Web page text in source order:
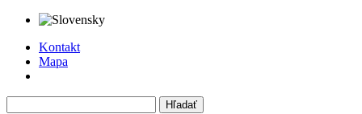
Kontakt
Mapa